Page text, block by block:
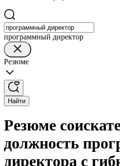
программный директор
Резюме
Найти
Резюме
должность
директора с